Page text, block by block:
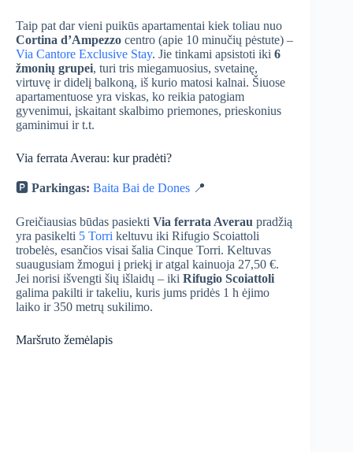
Taip pat dar vieni puikūs apartamentai kiek toliau nuo
Cortina d’Ampezzo centro (apie 10 minučių pėstute) –
Via Cantore Exclusive Stay. Jie tinkami apsistoti iki 6
žmonių grupei, turi tris miegamuosius, svetainę,
virtuvę ir didelį balkoną, iš kurio matosi kalnai. Šiuose
apartamentuose yra viskas, ko reikia patogiam
gyvenimui, įskaitant skalbimo priemones, prieskonius
gaminimui ir t.t.
Via ferrata Averau: kur pradėti?
🅿️ Parkingas: Baita Bai de Dones 📍
Greičiausias būdas pasiekti Via ferrata Averau pradžią
yra pasikelti 5 Torri keltuvu iki Rifugio Scoiattoli
trobelės, esančios visai šalia Cinque Torri. Keltuvas
suaugusiam žmogui į priekį ir atgal kainuoja 27,50 €.
Jei norisi išvengti šių išlaidų – iki Rifugio Scoiattoli
galima pakilti ir takeliu, kuris jums pridės 1 h ėjimo
laiko ir 350 metrų sukilimo.
Maršruto žemėlapis